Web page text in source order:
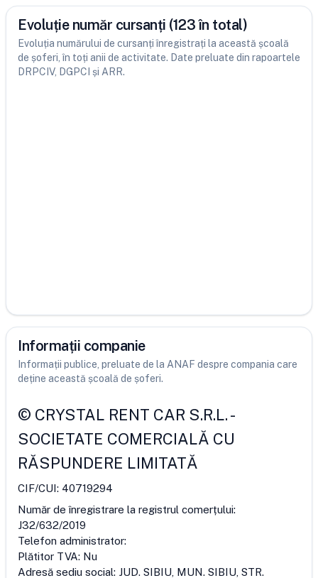
Evoluție număr cursanți (123 în total)
Evoluția numărului de cursanți înregistrați la această școală
de șoferi, în toți anii de activitate. Date preluate din rapoartele
DRPCIV, DGPCI și ARR.
Informații companie
Informații publice, preluate de la ANAF despre compania care
deține această școală de șoferi.
© CRYSTAL RENT CAR S.R.L.-
SOCIETATE COMERCIALĂ CU
RĂSPUNDERE LIMITATĂ
CIF/CUI: 40719294
Număr de înregistrare la registrul comerțului:
J32/632/2019
Telefon administrator:
Plătitor TVA: Nu
Adresă sediu social: JUD. SIBIU, MUN. SIBIU, STR.